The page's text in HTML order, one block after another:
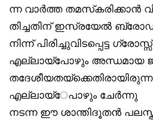
ന്ന വാർത്ത തമസ്‌കരിക്കാൻ
തിച്ചതിന് ഇസ്രയേൽ
നിന്ന് പിരിച്ചുവിടപ്പെട്ട
എല്ലായ്‌പോഴും അന്ധമായ
എല്ലായ്‌േപാഴും ചേർന്നു
നടന്ന ഈ ശാന്തിദൂതൻ